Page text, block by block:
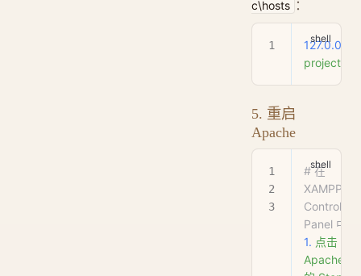
c\hosts ：
127.0.0.1
5. 重启
Apache
# 在
XAMPP
Control
Panel 中
1. 点击
Apache